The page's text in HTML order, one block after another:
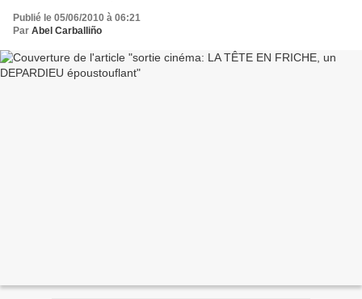
Publié le 05/06/2010 à 06:21
Par Abel Carballiño